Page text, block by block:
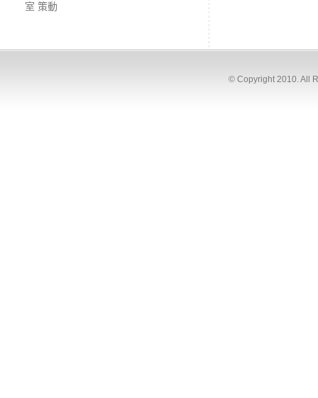
室 策動
© Copyright 2010. All